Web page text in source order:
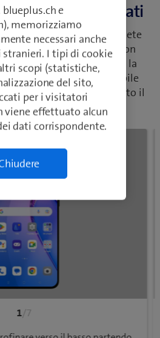
il roaming dati
dati all'estero potete
così che il cellulare non
a internet tramite la
all'estero. È possibile
anche se avete disattivato il
1 /7
e
memorizziamo
necessari anche
I tipi di cookie
scopi (statistiche,
del sito,
per i visitatori
viene effettuato alcun
dati corrispondente.